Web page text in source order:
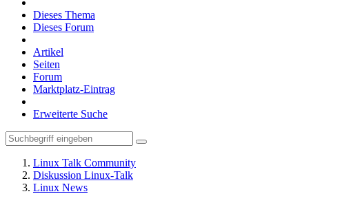
Dieses Thema
Dieses Forum
Artikel
Seiten
Forum
Marktplatz-Eintrag
Erweiterte Suche
Linux Talk Community
Diskussion Linux-Talk
Linux News